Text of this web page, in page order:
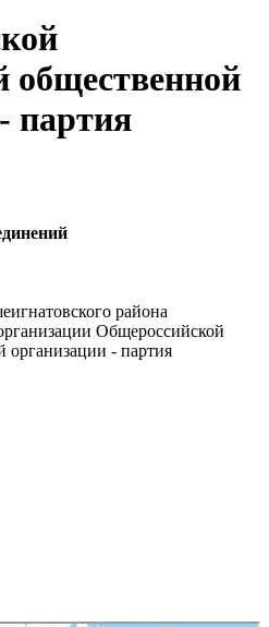
общественной
партия
района
Общероссийской
организации - партия